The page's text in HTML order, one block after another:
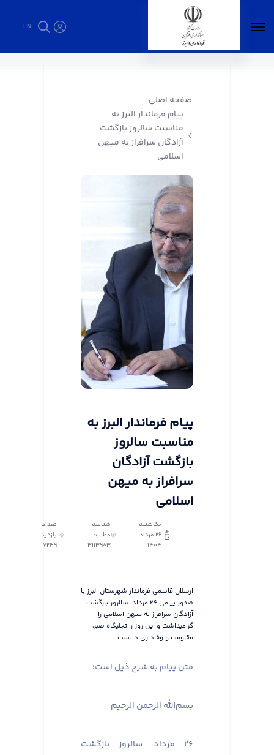
EN
صفحه اصلی
پیام فرماندار البرز به
مناسبت سالروز بازگشت
آزادگان سرافراز به میهن
اسلامی
پیام فرماندار البرز به
مناسبت سالروز
بازگشت آزادگان
سرافراز به میهن
اسلامی
یک‌شنبه
26 مرداد
1404
شناسه
مطلب:
3113983
تعداد
بازدید :
7249
ارسلان قاسمی فرماندار شهرستان البرز با
صدور پیامی ۲۶ مرداد، سالروز بازگشت
آزادگان سرافراز به میهن اسلامی را
گرامیداشت و این روز را تجلیگاه صبر،
مقاومت و وفاداری دانست.
متن پیام به شرح ذیل است؛
بسم‌الله الرحمن الرحیم
۲۶ مرداد، سالروز بازگشت